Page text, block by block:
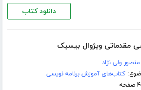
دانلود کتاب
مقدماتی ویژوال بیسیک
منصور ولی نژاد
کتاب‌های آموزش برنامه نویسی